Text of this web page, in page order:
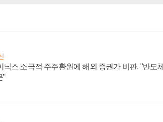
닉스 소극적 주주환원에 해외 증권가 비판, "반도체
"